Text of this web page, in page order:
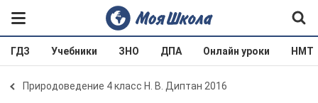
ГДЗ Учебники ЗНО ДПА Онлайн уроки НМТ
Природоведение 4 класс Н. В. Диптан 2016